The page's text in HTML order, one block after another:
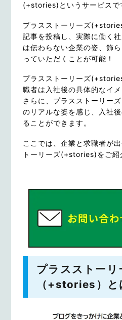
(+stories)というサービスで
プラスストーリーズ
記事を投稿し、実際に働く
は伝わらない企業の姿、飾
っていただくことが可能！
プラスストーリーズ
職者は入社後の具体的なイメ
さらに、プラスストーリー
のリアルな姿を感じ、入社
ることができます。
ここでは、企業と求職者が
トーリーズ(+stories)をご紹
プラスストーリ
（+stories）と